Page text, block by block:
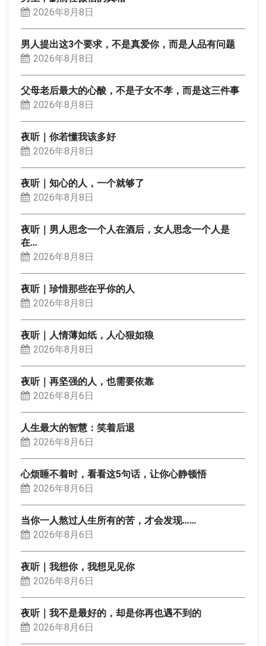
2026年8月8日
男人提出这3个要求，不是真爱你，而是人品有问题
2026年8月8日
父母老后最大的心酸，不是子女不孝，而是这三件事
2026年8月8日
夜听｜你若懂我该多好
2026年8月8日
夜听｜知心的人，一个就够了
2026年8月8日
夜听｜男人思念一个人在酒后，女人思念一个人是
在…
2026年8月8日
夜听｜珍惜那些在乎你的人
2026年8月8日
夜听｜人情薄如纸，人心狠如狼
2026年8月8日
夜听｜再坚强的人，也需要依靠
2026年8月6日
人生最大的智慧：笑着后退
2026年8月6日
心烦睡不着时，看看这5句话，让你心静顿悟
2026年8月6日
当你一人熬过人生所有的苦，才会发现……
2026年8月6日
夜听｜我想你，我想见见你
2026年8月6日
夜听｜我不是最好的，却是你再也遇不到的
2026年8月6日